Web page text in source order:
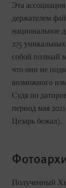
Эта
держателем
национальное
275
собой полный
что они не
возможного
Судя по
период мая
Цезарь бежал).
Полученный